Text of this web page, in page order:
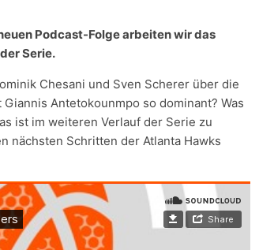
Podcast-Folge arbeiten wir das
Serie.
Chesani und Sven Scherer über die
Antetokounmpo so dominant? Was
ist im weiteren Verlauf der Serie zu
nächsten Schritten der Atlanta Hawks